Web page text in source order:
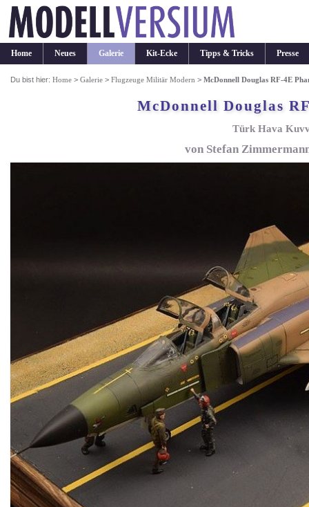
Home Neues Galerie Kit-Ecke Tipps & Tricks Presse
Du bist hier:Home >Galerie >Flugzeuge Militär Modern >McDonnell Douglas RF-4E
McDonnell Douglas
Türk Hava
von Stefan